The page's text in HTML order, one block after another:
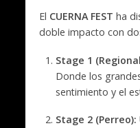
El CUERNA FEST ha
doble impacto con
Stage 1
Donde los
sentimiento y el
Stage 2 (Perreo):